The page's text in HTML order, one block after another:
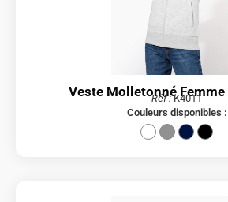
Veste Molletonné Femme
Réf :K4011
Couleurs disponibles :